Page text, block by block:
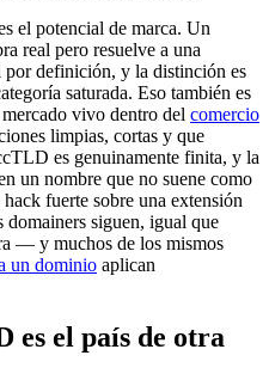
el potencial de marca. Un
real pero resuelve a una
por definición, y la distinción es
saturada. Eso también es
vivo dentro del comercio
limpias, cortas y que
es genuinamente finita, y la
un nombre que no suene como
fuerte sobre una extensión
siguen, igual que
— y muchos de los mismos
un dominio aplican
es el país de otra